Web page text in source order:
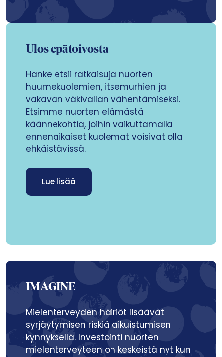
Ulos epätoivosta
Hanke etsii ratkaisuja nuorten
huumekuolemien, itsemurhien ja
vakavan väkivallan vähentämiseksi.
Etsimme nuorten elämästä
käännekohtia, joihin vaikuttamalla
ennenaikaiset kuolemat voisivat olla
ehkäistävissä.
Lue lisää
IMAGINE
Mielenterveyden häiriöt lisäävät
syrjäytymisen riskiä aikuistumisen
kynnyksellä. Investointi nuorten
mielenterveyteen on keskeistä nyt kun